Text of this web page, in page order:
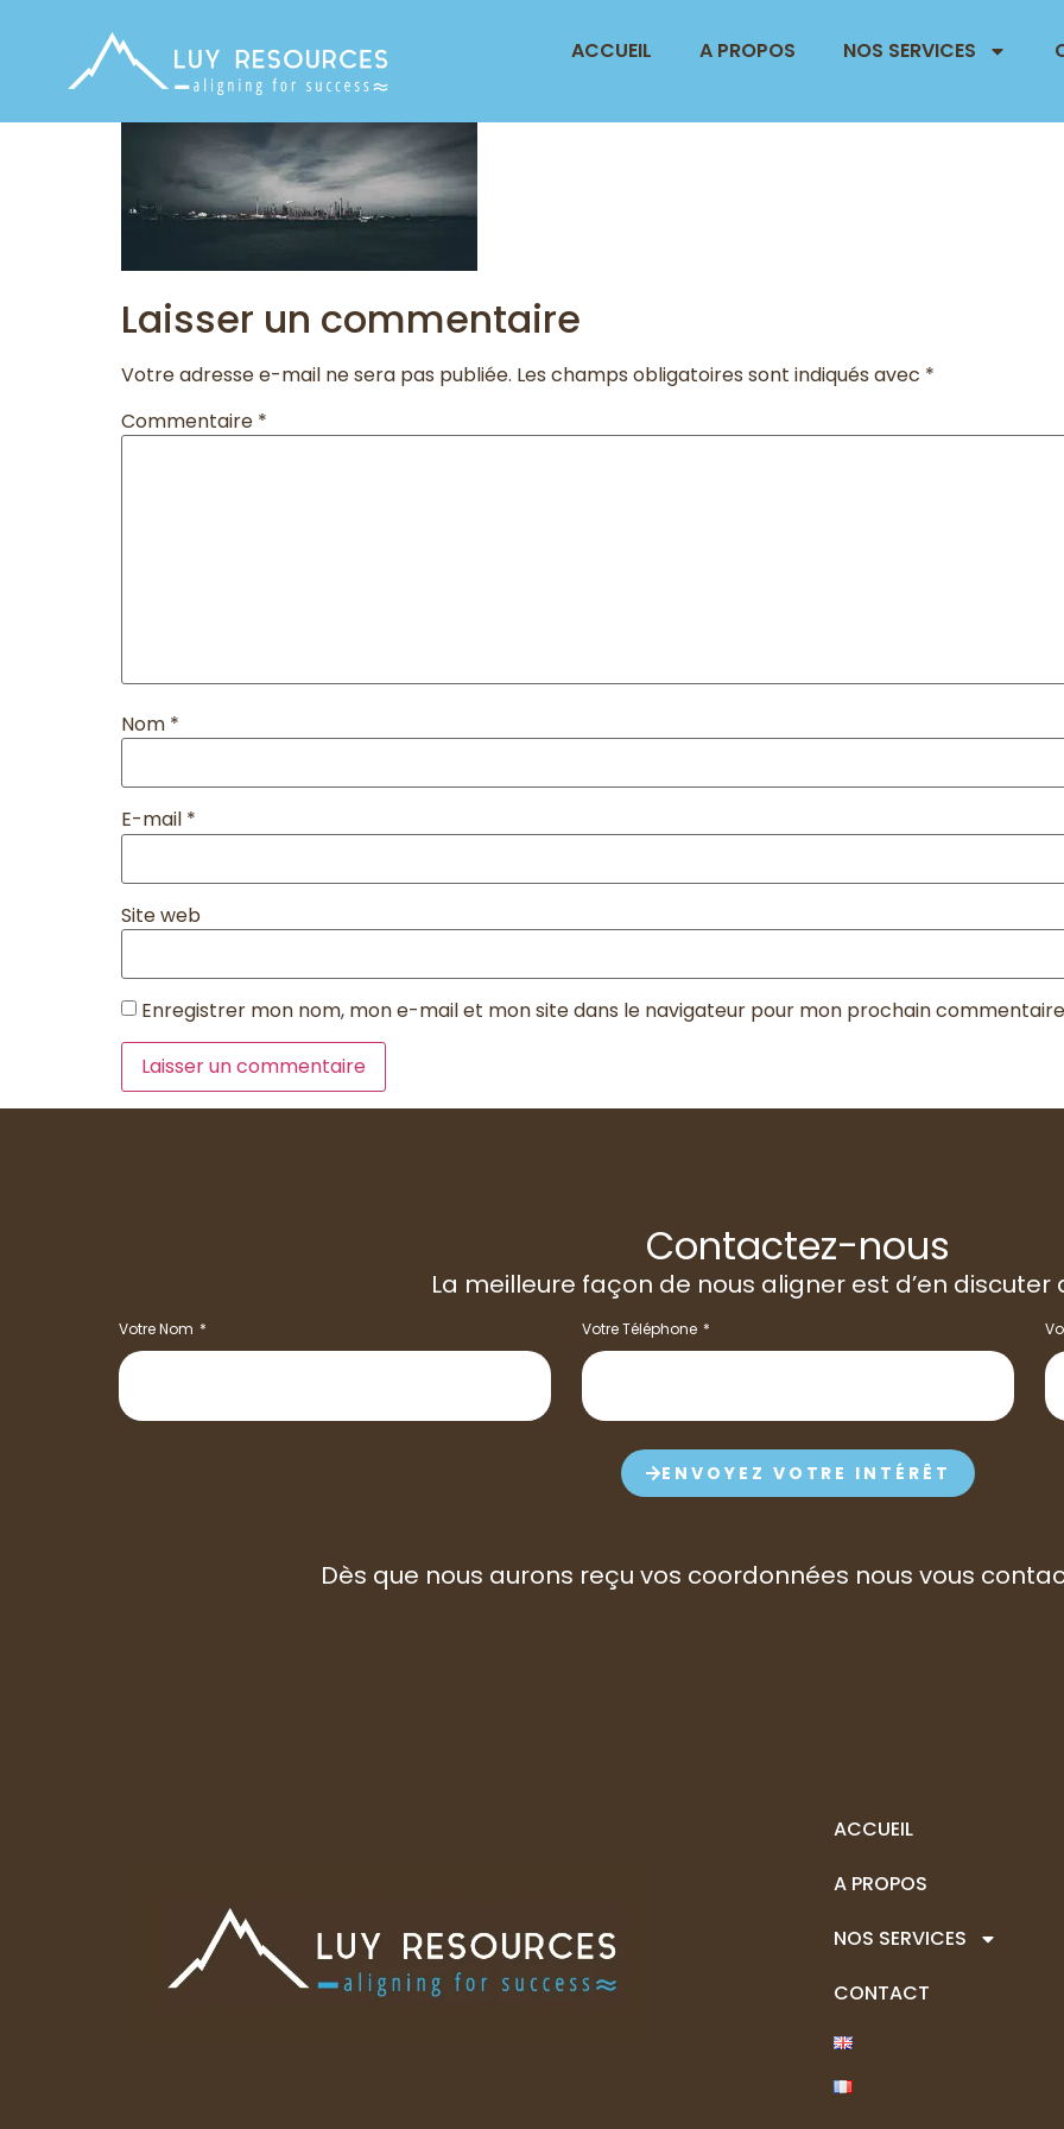
ACCUEIL A PROPOS NOS SERVICES
Laisser un commentaire
Votre adresse e-mail ne sera pas publiée. Les champs obligatoires sont indiqués avec *
Commentaire *
Nom *
E-mail *
Site web
Enregistrer mon nom, mon e-mail et mon site dans le navigateur pour mon prochain
Contactez-nous
La meilleure façon de nous aligner est d’en discuter
Votre Nom Votre Téléphone
ENVOYEZ VOTRE INTÉRÊT
Dès que nous aurons reçu vos coordonnées nous vous
ACCUEIL
A PROPOS
NOS SERVICES
CONTACT